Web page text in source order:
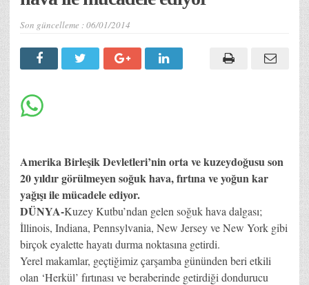
Son güncelleme :06/01/2014
Amerika Birleşik Devletleri’nin orta ve kuzeydoğusu son
20 yıldır görülmeyen soğuk hava, fırtına ve yoğun kar
yağışı ile mücadele ediyor.
DÜNYA-Kuzey Kutbu’ndan gelen soğuk hava dalgası;
İllinois, Indiana, Pennsylvania, New Jersey ve New York gibi
birçok eyalette hayatı durma noktasına getirdi.
Yerel makamlar, geçtiğimiz çarşamba gününden beri etkili
olan ‘Herkül’ fırtınası ve beraberinde getirdiği dondurucu